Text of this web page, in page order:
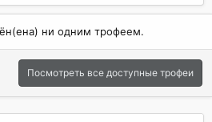
ни одним трофеем.
Посмотреть все доступные трофеи